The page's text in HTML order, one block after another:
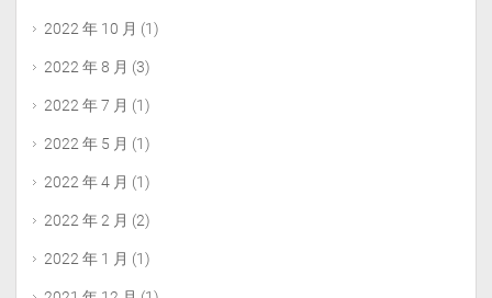
2022 年 10 月 (1)
2022 年 8 月 (3)
2022 年 7 月 (1)
2022 年 5 月 (1)
2022 年 4 月 (1)
2022 年 2 月 (2)
2022 年 1 月 (1)